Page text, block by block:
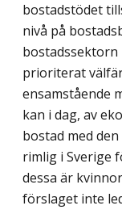
bostads­tödet
nivå på
prioriterat
ensamstående
kan i dag, av
bostad med
rimlig i Sverige
dessa är
förslaget inte